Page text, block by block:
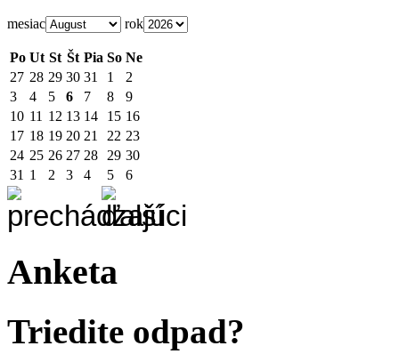
mesiac rok
Po Ut St Št Pia So Ne
27 28 29 30 31 1
2
3
4 5 6 7 8
9
10 11 12 13 14 15 16
17 18 19 20 21 22 23
24 25 26 27 28 29 30
31 1 2 3 4 5 6
Anketa
Triedite odpad?